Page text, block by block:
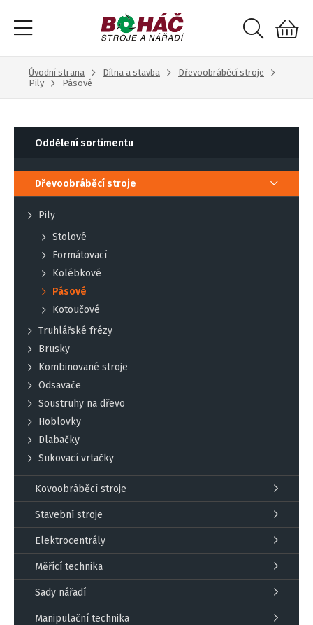
Úvodní strana Dílna a stavba
Dřevoobráběcí stroje
Pily
Pásové
Oddělení sortimentu
Dřevoobráběcí stroje
Pily
Stolové
Formátovací
Kolébkové
Pásové
Kotoučové
Truhlářské frézy
Brusky
Kombinované stroje
Odsavače
Soustruhy na dřevo
Hoblovky
Dlabačky
Sukovací vrtačky
Kovoobráběcí stroje
Stavební stroje
Elektrocentrály
Měřící technika
Sady nářadí
Manipulační technika